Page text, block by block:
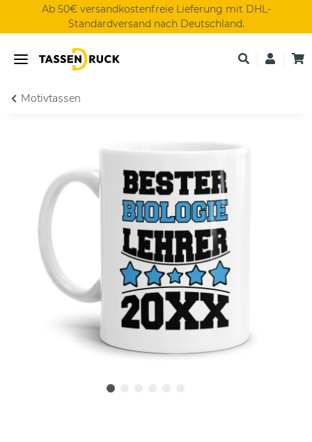
Ab 50€ versandkostenfreie Lieferung mit DHL-
Standardversand nach Deutschland.
Motivtassen